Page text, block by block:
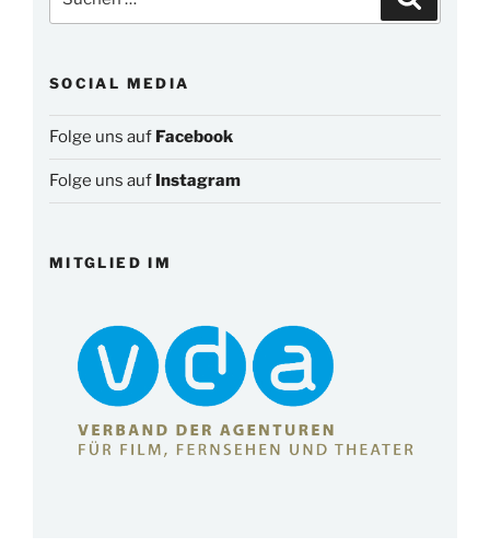
nach:
SOCIAL MEDIA
Folge uns auf Facebook
Folge uns auf Instagram
MITGLIED IM